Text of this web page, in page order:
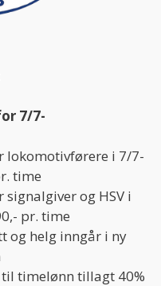
7/7-
lokomotivførere i 7/7-
time
og HSV i
pr. time
og helg inngår i ny
timelønn tillagt 40%